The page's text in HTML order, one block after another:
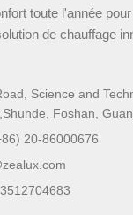
toute l'année
de chauffage
Science and
Foshan,
20-86000676